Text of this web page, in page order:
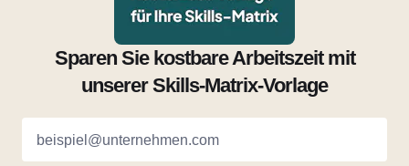
Sparen Sie kostbare Arbeitszeit mit
unserer Skills-Matrix-Vorlage
beispiel@unternehmen.com